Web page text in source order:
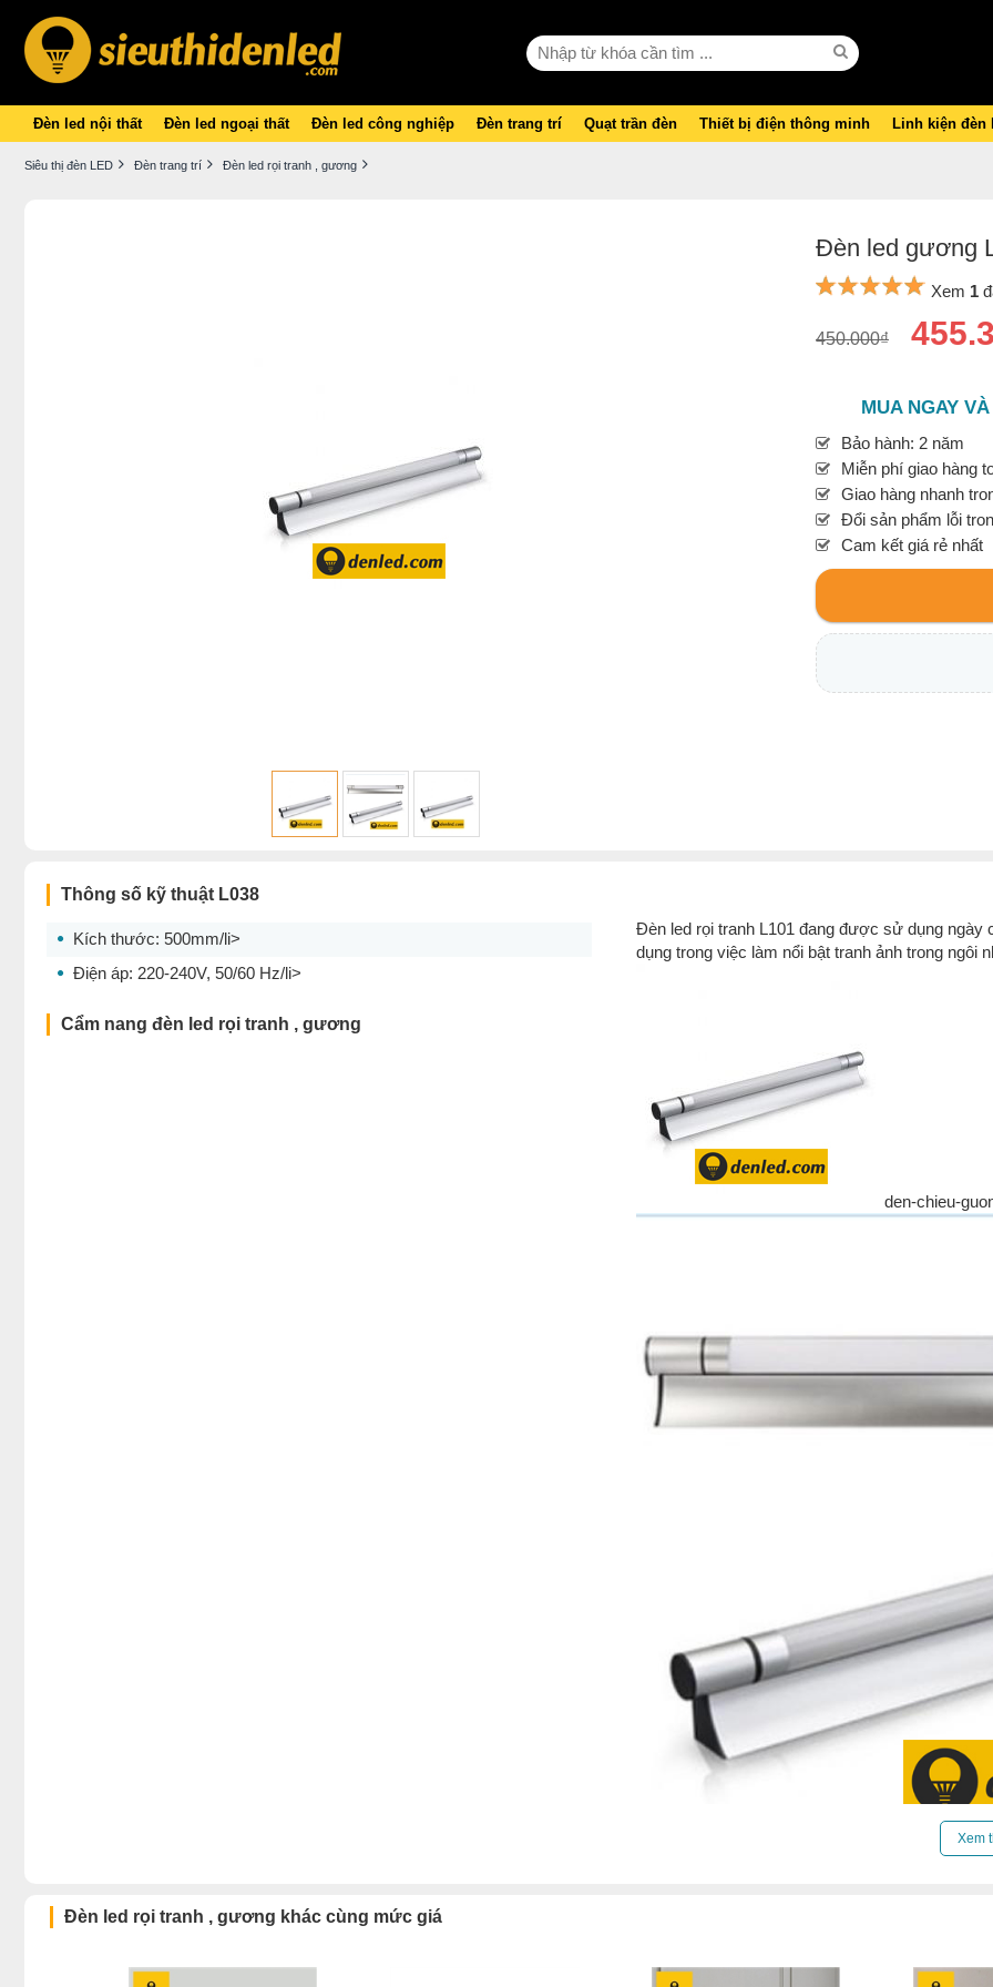
Đèn led nội thất Đèn led ngoại thất Đèn led công nghiệp Đèn trang trí Quạt trần đèn Thiết bị điện thông minh Linh kiện đèn
Siêu thị đèn LED Đèn trang trí Đèn led rọi tranh , gương
Đèn led gương
Xem 1
450.000₫
MUA NGAY
Bảo hành: 2 năm
Miễn phí giao hàng
Giao hàng nhanh
Đổi sản phẩm lỗi
Cam kết giá rẻ nhất
Thông số kỹ thuật L038
Kích thước: 500mm/li>
Điện áp: 220-240V, 50/60 Hz/li>
Cẩm nang đèn led rọi tranh , gương
Đèn led rọi tranh L101 đang được sử dụng ngày
dụng trong việc làm nổi bật tranh ảnh trong
den-chieu-
Đảm bảo hàng chính hãng, nói không với hàng
Xem
Đèn led rọi tranh , gương khác cùng mức giá